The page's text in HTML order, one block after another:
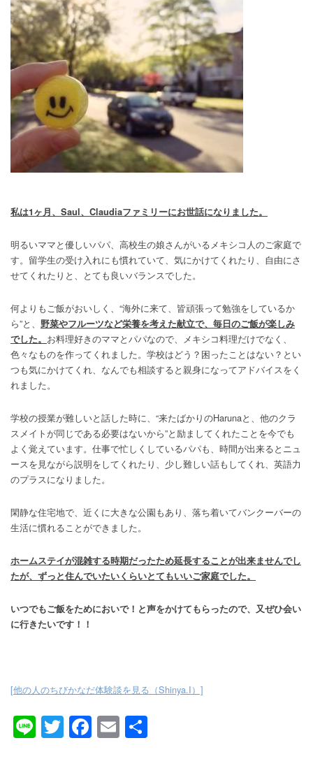
私は1ヶ月、Saul、Claudiaファミリーにお世話になりました。
明るいママと優しいパパ、高校生の娘さんがいるメキシコ人のご家庭で
す。留学生の受け入れにも慣れていて、気にかけてくれたり、自由にさ
せてくれたりと、とても良いバランスでした。
何よりもご飯がおいしく、“海外に来て、皆頑張って勉強をしているか
ら”と、 野菜やフルーツなど栄養を考えた献立で、毎日のご飯が楽しみ
でした。 お料理好きのママとパパなので、メキシコ料理だけでなく、
色々なものを作ってくれました。学校はどう？困ったことはない？とい
つも気にかけてくれ、なんでも相談すると親身になってアドバイスをく
れました。
学校の授業が難しいと話した時に、“来たばかりのHarunaと、他のクラ
スメイトが同じである必要はないから”と励ましてくれたことを今でも
よく覚えています。仕事で忙しくしているパパも、時間が出来るとニュ
ースを見ながら説明をしてくれたり、少し難しい話もしてくれ、英語力
のプラスになりました。
閑静な住宅地で、近くに大きな公園もあり、落ち着いてバンクーバーの
生活に慣れることができました。
ホームステイが混雑する時期だったため延長することが出来ませんでし
たが、ずっと住んでいたいくらいとてもいいご家庭でした。
いつでもご飯をためにおいで！と声をかけてもらったので、又ぜひ会い
に行きたいです！！
[他の人のちびかなだ体験談を見る（Shinya.I）]
LineTwitter
Facebook
Email